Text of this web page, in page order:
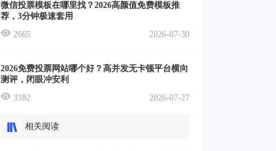
微信投票模板在哪里找？2026高颜值免费模板推
荐，3分钟极速套用
2665
2026-07-30
2026免费投票网站哪个好？高并发无卡顿平台横向
测评，闭眼冲安利
3382
2026-07-27
相关阅读